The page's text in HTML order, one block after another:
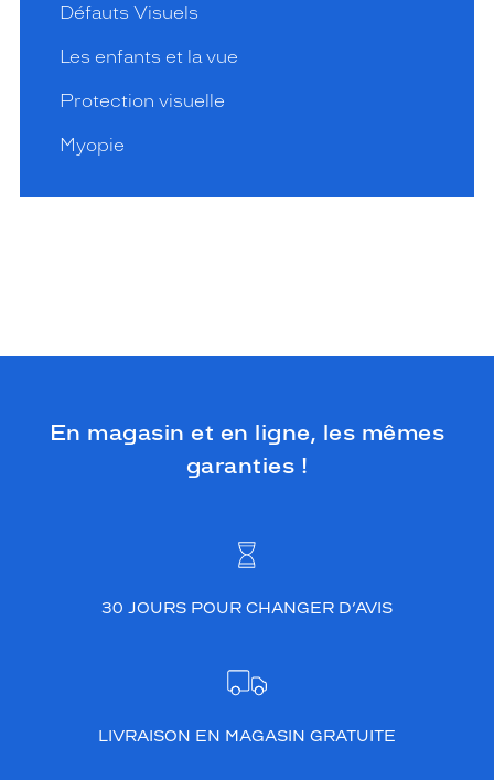
Défauts Visuels
Les enfants et la vue
Protection visuelle
Myopie
En magasin et en ligne, les mêmes
garanties !
30 JOURS POUR CHANGER D’AVIS
LIVRAISON EN MAGASIN GRATUITE